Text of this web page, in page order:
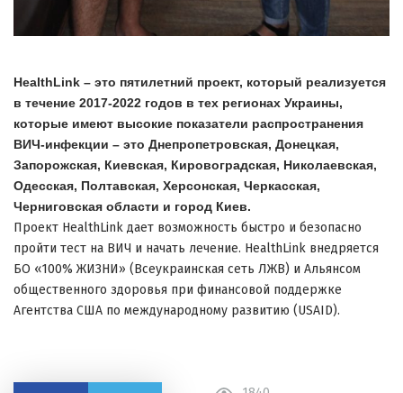
HealthLink – это пятилетний проект, который реализуется
в течение 2017-2022 годов в тех регионах Украины,
которые имеют высокие показатели распространения
ВИЧ-инфекции – это Днепропетровская, Донецкая,
Запорожская, Киевская, Кировоградская, Николаевская,
Одесская, Полтавская, Херсонская, Черкасская,
Черниговская области и город Киев.
Проект HealthLink дает возможность быстро и безопасно
пройти тест на ВИЧ и начать лечение. HealthLink внедряется
БО «100% ЖИЗНИ» (Всеукраинская сеть ЛЖВ) и Альянсом
общественного здоровья при финансовой поддержке
Агентства США по международному развитию (USAID).